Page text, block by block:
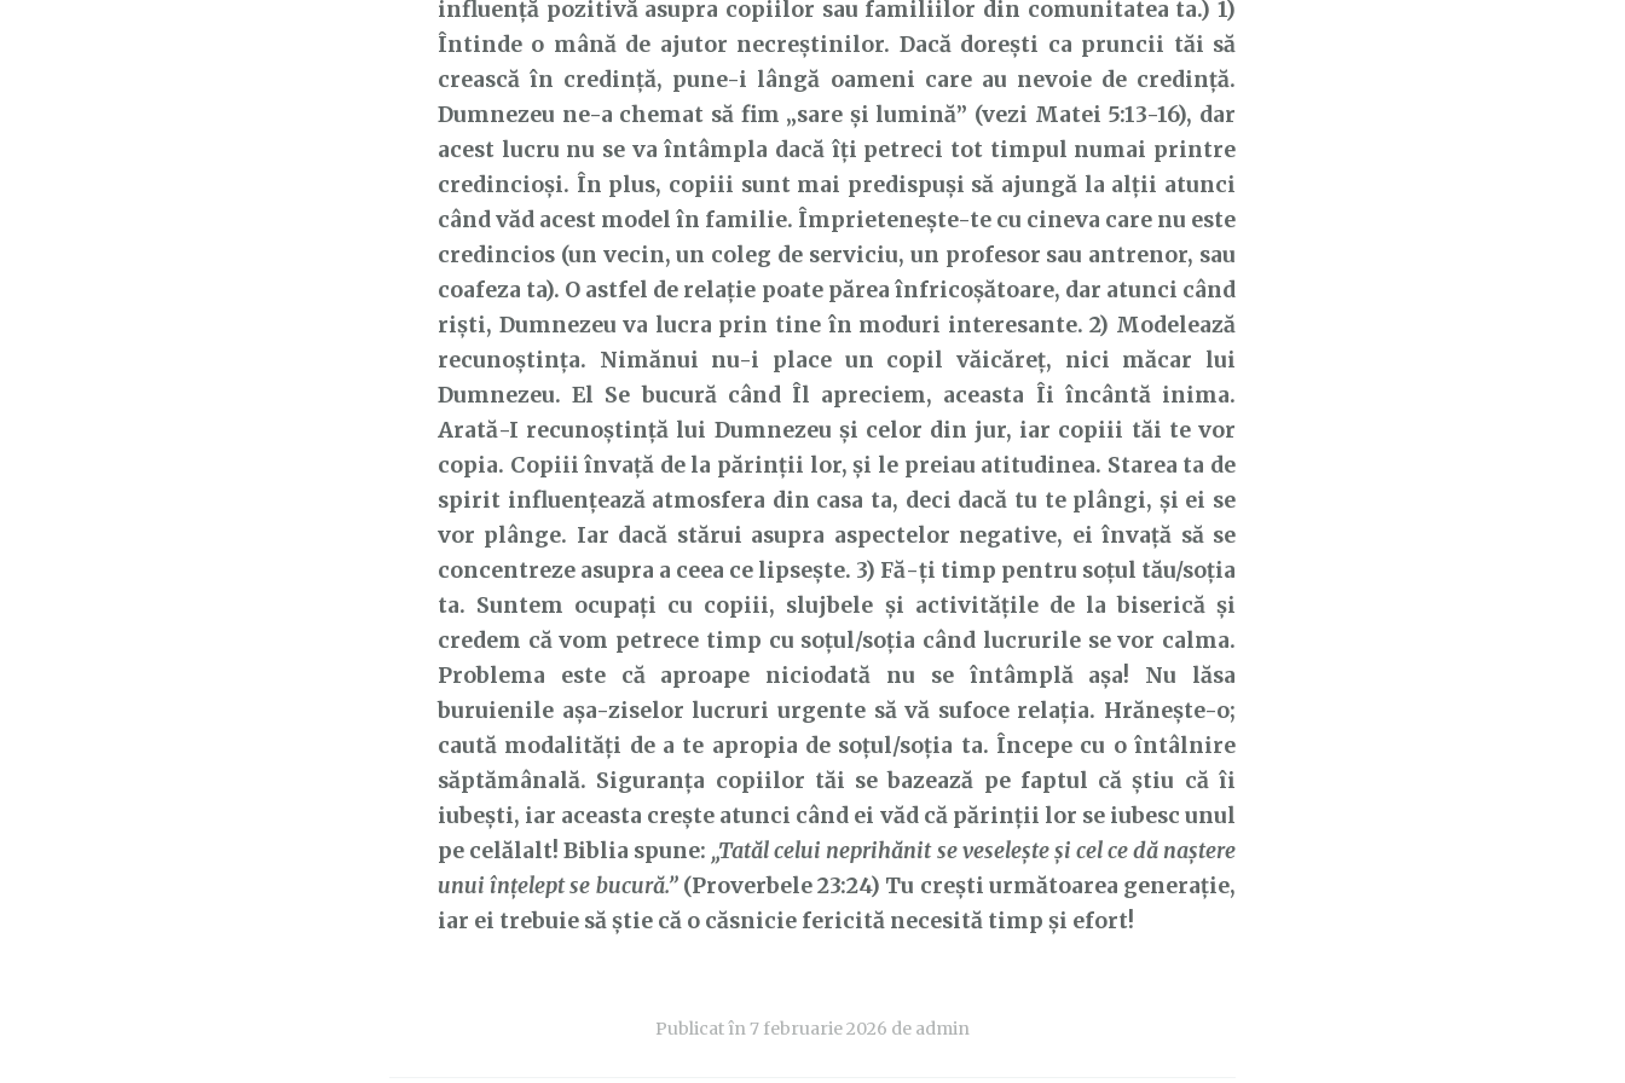
influență pozitivă asupra copiilor sau familiilor din comunitatea ta.) 1)
Întinde o mână de ajutor necreștinilor. Dacă dorești ca pruncii tăi să
crească în credință, pune-i lângă oameni care au nevoie de credință.
Dumnezeu ne-a chemat să fim „sare și lumină” (vezi Matei 5:13-16), dar
acest lucru nu se va întâmpla dacă îți petreci tot timpul numai printre
credincioși. În plus, copiii sunt mai predispuși să ajungă la alții atunci
când văd acest model în familie. Împrietenește-te cu cineva care nu este
credincios (un vecin, un coleg de serviciu, un profesor sau antrenor, sau
coafeza ta). O astfel de relație poate părea înfricoșătoare, dar atunci când
riști, Dumnezeu va lucra prin tine în moduri interesante. 2) Modelează
recunoștința. Nimănui nu-i place un copil văicăreț, nici măcar lui
Dumnezeu. El Se bucură când Îl apreciem, aceasta Îi încântă inima.
Arată-I recunoștință lui Dumnezeu și celor din jur, iar copiii tăi te vor
copia. Copiii învață de la părinții lor, și le preiau atitudinea. Starea ta de
spirit influențează atmosfera din casa ta, deci dacă tu te plângi, și ei se
vor plânge. Iar dacă stărui asupra aspectelor negative, ei învață să se
concentreze asupra a ceea ce lipsește. 3) Fă-ți timp pentru soțul tău/soția
ta. Suntem ocupați cu copiii, slujbele și activitățile de la biserică și
credem că vom petrece timp cu soțul/soția când lucrurile se vor calma.
Problema este că aproape niciodată nu se întâmplă așa! Nu lăsa
buruienile așa-ziselor lucruri urgente să vă sufoce relația. Hrănește-o;
caută modalități de a te apropia de soțul/soția ta. Începe cu o întâlnire
săptămânală. Siguranța copiilor tăi se bazează pe faptul că știu că îi
iubești, iar aceasta crește atunci când ei văd că părinții lor se iubesc unul
pe celălalt! Biblia spune: „Tatăl celui neprihănit se veseleşte şi cel ce dă naştere
unui înţelept se bucură.”(Proverbele 23:24) Tu crești următoarea generație,
iar ei trebuie să știe că o căsnicie fericită necesită timp și efort!
Publicat în7 februarie 2026 de admin